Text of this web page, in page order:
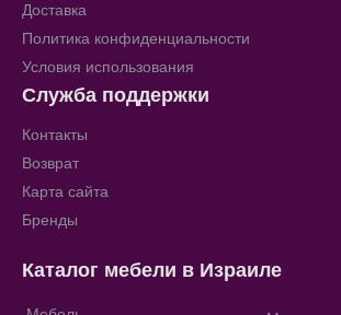
Доставка
Политика конфиденциальности
Условия использования
Служба поддержки
Контакты
Возврат
Карта сайта
Бренды
Каталог мебели в Израиле